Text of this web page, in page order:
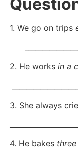
1. We go on
2. He worksin a
3. She always
4. He bakes